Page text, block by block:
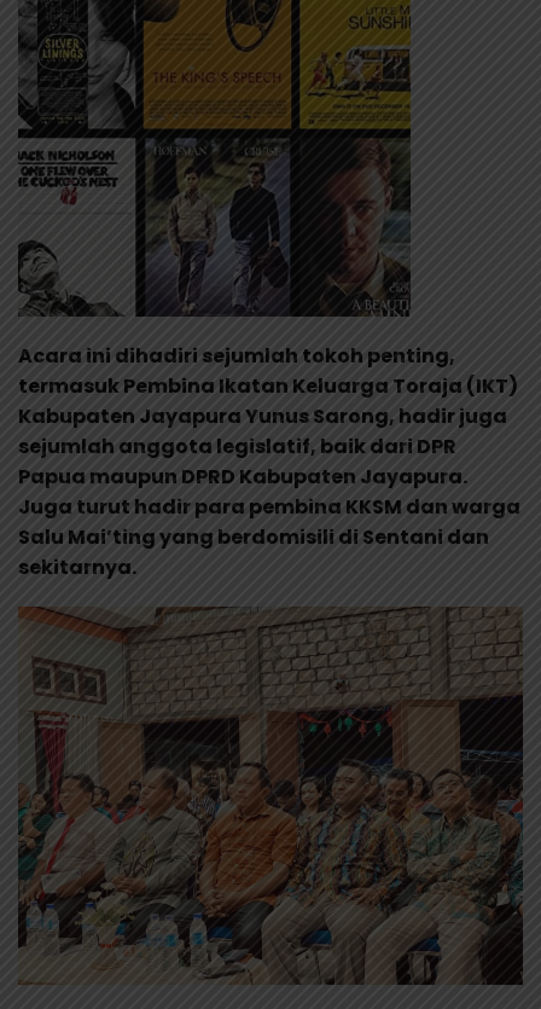
Acara ini dihadiri sejumlah tokoh penting,
termasuk Pembina Ikatan Keluarga Toraja (IKT)
Kabupaten Jayapura Yunus Sarong, hadir juga
sejumlah anggota legislatif, baik dari DPR
Papua maupun DPRD Kabupaten Jayapura.
Juga turut hadir para pembina KKSM dan warga
Salu Mai’ting yang berdomisili di Sentani dan
sekitarnya.